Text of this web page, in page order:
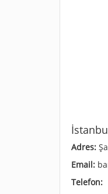
Adres:
Email:
Telefon: